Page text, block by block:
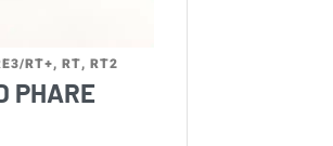
RT+, RT, RT2
PHARE